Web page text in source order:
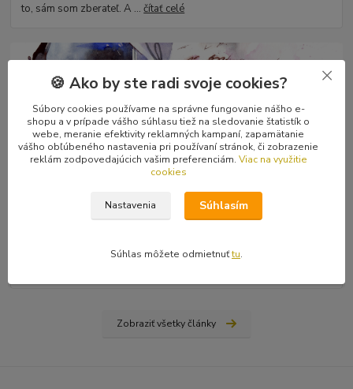
to, sám som zberateľ. A ...čítať celé
Ako nájsť vydavateľa, či vydať vlastnú knihu? Rady a tipy
vydavateľa (ale aj to má svoju technológiu), alebo si prvotinu
Zobraziť všetky články
🍪 Ako by ste radi svoje cookies?
Súbory cookies používame na správne fungovanie nášho e-
shopu a v prípade vášho súhlasu tiež na sledovanie štatistík o
webe, meranie efektivity reklamných kampaní, zapamätanie
vášho obľúbeného nastavenia pri používaní stránok, či zobrazenie
reklám zodpovedajúcich vašim preferenciám. Viac na využitie
cookies
Nastavenia Súhlasím
Súhlas môžete odmietnuťtu.